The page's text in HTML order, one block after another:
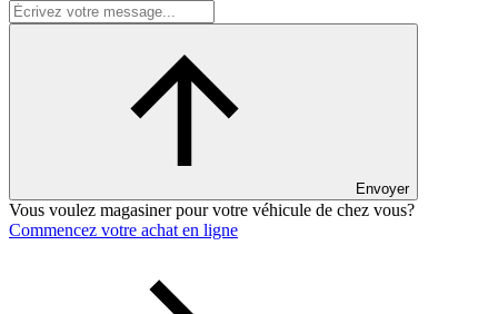
Envoyer
Vous voulez magasiner pour votre véhicule de chez vous?
Commencez votre achat en ligne